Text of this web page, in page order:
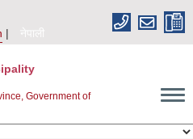
नेपाली
Government of